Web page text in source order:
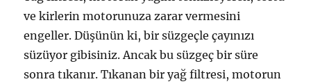
ve kirlerin motorunuza zarar vermesini
engeller. Düşünün ki, bir süzgeçle çayınızı
süzüyor gibisiniz. Ancak bu süzgeç bir süre
sonra tıkanır. Tıkanan bir yağ filtresi, motorun